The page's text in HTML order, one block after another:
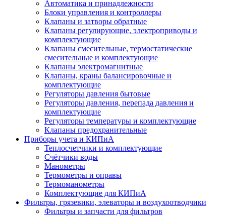
Автоматика и принадлежности
Блоки управления и контроллеры
Клапаны и затворы обратные
Клапаны регулирующие, электроприводы и
комплектующие
Клапаны смесительные, термостатические
смесительные и комплектующие
Клапаны электромагнитные
Клапаны, краны балансировочные и
комплектующие
Регуляторы давления бытовые
Регуляторы давления, перепада давления и
комплектующие
Регуляторы температуры и комплектующие
Клапаны предохранительные
Приборы учета и КИПиА
Теплосчетчики и комплектующие
Счётчики воды
Манометры
Термометры и оправы
Термоманометры
Комплектующие для КИПиА
Фильтры, грязевики, элеваторы и воздухоотводчики
Фильтры и запчасти для фильтров